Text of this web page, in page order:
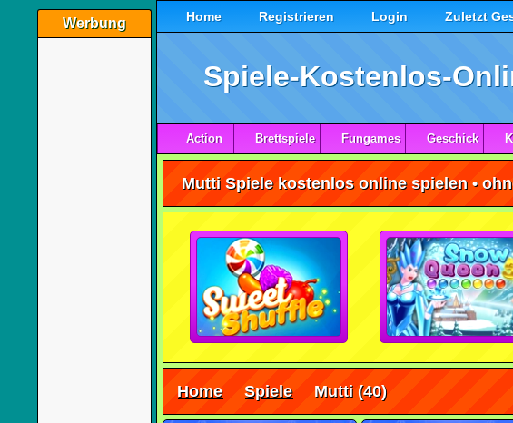
Werbung Home Registrieren Login Zuletzt
Spiele-Kostenlos-
Action Brettspiele Fungames Geschick
Mutti Spiele kostenlos online spielen •
Home Spiele Mutti (40)